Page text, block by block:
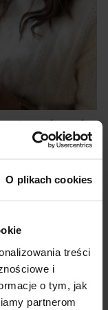
O plikach cookies
treści
i
o tym, jak
partnerom
– Ebook
wyjątkowy
40 stron
które
gry w swojej
z
art. 12a